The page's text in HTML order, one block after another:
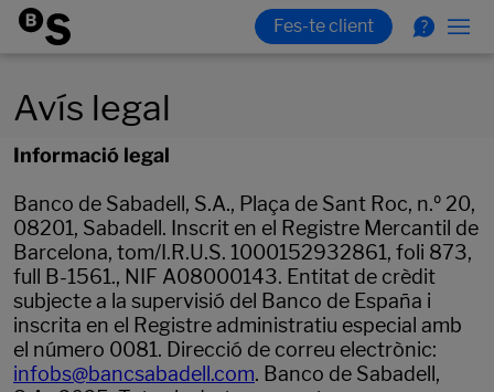
Avís legal
Informació legal
Banco de Sabadell, S.A., Plaça de Sant Roc, n.º 20,
08201, Sabadell. Inscrit en el Registre Mercantil de
Barcelona, tom/I.R.U.S. 1000152932861, foli 873,
full B-1561., NIF A08000143. Entitat de crèdit
subjecte a la supervisió del Banco de España i
inscrita en el Registre administratiu especial amb
el número 0081. Direcció de correu electrònic:
infobs@bancsabadell.com. Banco de Sabadell,